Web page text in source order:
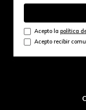
Acepto la política
Acepto recibir